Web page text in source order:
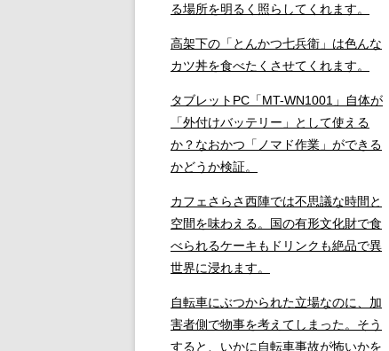
る場所を明るく照らしてくれます。
高架下の「とんかつ七兵衛」は色んな
カツ丼を食べたくさせてくれます。
タブレットPC「MT-WN1001」自体が
「外付けバッテリー」として使える
か？なおかつ「ノマド作業」ができる
かどうか検証。
カフェさらさ西陣では不思議な時間と
空間を味わえる。国の有形文化財で食
べられるケーキもドリンクも絶品で異
世界に浸れます。
自転車にぶつかられた立場なのに、加
害者側で物事を考えてしまった。そう
すると、いかに自転車事故が怖いかを